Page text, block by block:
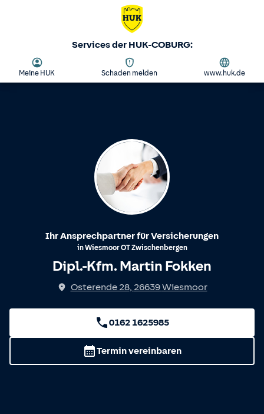
Services der HUK-COBURG:
Meine HUK Schaden melden www.huk.de
Ihr Ansprechpartner für Versicherungen
inWiesmoorOTZwischenbergen
Dipl.-Kfm. Martin Fokken
Osterende 28, 26639Wiesmoor
0162 1625985
Termin vereinbaren